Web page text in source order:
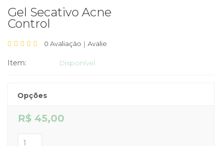
Gel Secativo Acne
Control
0 Avaliação Avalie
Item: Disponível
Opções
R$ 45,00